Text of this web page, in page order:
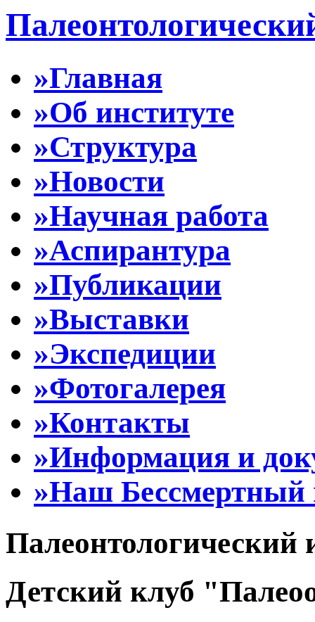
»Главная
»Об институте
»Структура
»Новости
»Научная работа
»Аспирантура
»Публикации
»Выставки
»Экспедиции
»Фотогалерея
»Контакты
»Информация и
»Наш Бессмертный
Палеонтологический
Детский клуб